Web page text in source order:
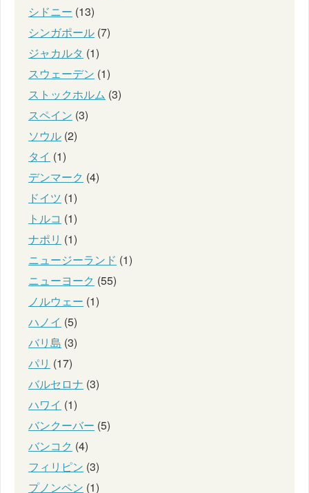
シドニー (13)
シンガポール (7)
ジャカルタ (1)
スウェーデン (1)
ストックホルム (3)
スペイン (3)
ソウル (2)
タイ (1)
デンマーク (4)
ドイツ (1)
トルコ (1)
ナポリ (1)
ニュージーランド (1)
ニューヨーク (55)
ノルウェー (1)
ハノイ (5)
バリ島 (3)
パリ (17)
バルセロナ (3)
ハワイ (1)
バンクーバー (5)
バンコク (4)
フィリピン (3)
プノンペン (1)